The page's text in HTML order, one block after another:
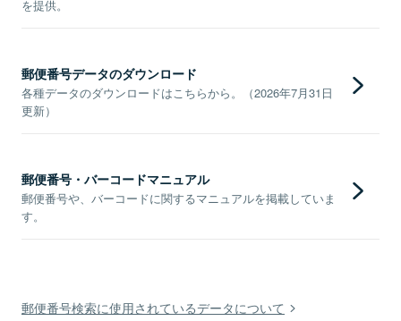
を提供。
郵便番号データのダウンロード
各種データのダウンロードはこちらから。（2026年7月31日
更新）
郵便番号・バーコードマニュアル
郵便番号や、バーコードに関するマニュアルを掲載していま
す。
郵便番号検索に使用されているデータについて